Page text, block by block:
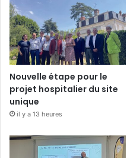
Nouvelle étape pour le
projet hospitalier du site
unique
il y a 13 heures